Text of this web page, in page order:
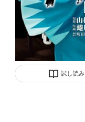
試し読み